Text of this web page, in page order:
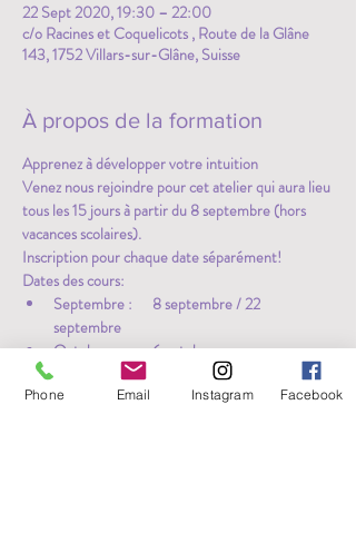
22 Sept 2020, 19:30 – 22:00
c/o Racines et Coquelicots , Route de la Glâne
143, 1752 Villars-sur-Glâne, Suisse
À propos de la formation
Apprenez à développer votre intuition
Venez nous rejoindre pour cet atelier qui aura lieu
tous les 15 jours à partir du 8 septembre (hors
vacances scolaires).
Inscription pour chaque date séparément!
Dates des cours:
Septembre :      8 septembre / 22
septembre
Octobre :           6 octobre
Plus >
Phone Email Instagram Facebook